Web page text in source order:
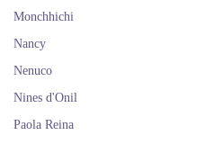
Monchhichi
Nancy
Nenuco
Nines d'Onil
Paola Reina